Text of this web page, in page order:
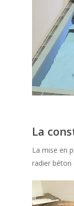
La
La mise en
radier béton